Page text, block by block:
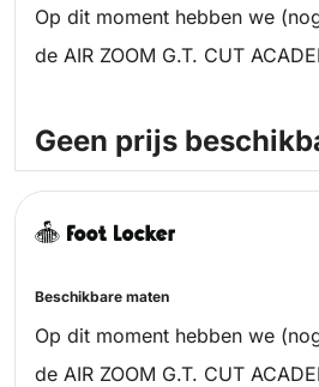
Op dit moment hebben we
de AIR ZOOM G.T. CUT
Geen prijs
Beschikbare maten
Op dit moment hebben we
de AIR ZOOM G.T. CUT